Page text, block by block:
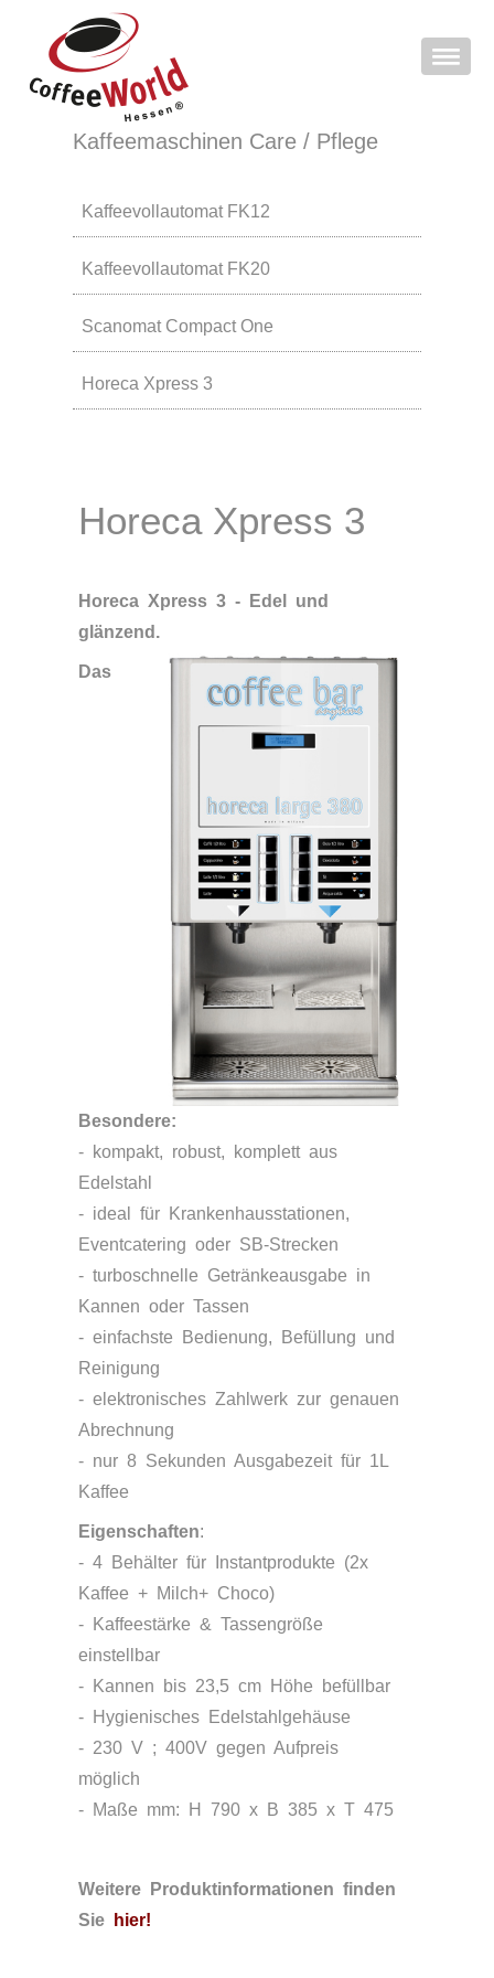
Kaffeemaschinen Care / Pflege
Kaffeevollautomat FK12
Kaffeevollautomat FK20
Scanomat Compact One
Horeca Xpress 3
Horeca Xpress 3
Horeca Xpress 3 - Edel und
glänzend.
Das
Besondere:
- kompakt, robust, komplett aus
Edelstahl
- ideal für Krankenhausstationen,
Eventcatering oder SB-Strecken
- turboschnelle Getränkeausgabe in
Kannen oder Tassen
- einfachste Bedienung, Befüllung und
Reinigung
- elektronisches Zahlwerk zur genauen
Abrechnung
- nur 8 Sekunden Ausgabezeit für 1L
Kaffee
Eigenschaften:
- 4 Behälter für Instantprodukte (2x
Kaffee + Milch+ Choco)
- Kaffeestärke & Tassengröße
einstellbar
- Kannen bis 23,5 cm Höhe befüllbar
- Hygienisches Edelstahlgehäuse
- 230 V ; 400V gegen Aufpreis
möglich
- Maße mm: H 790 x B 385 x T 475
Weitere Produktinformationen finden
Sie
hier!